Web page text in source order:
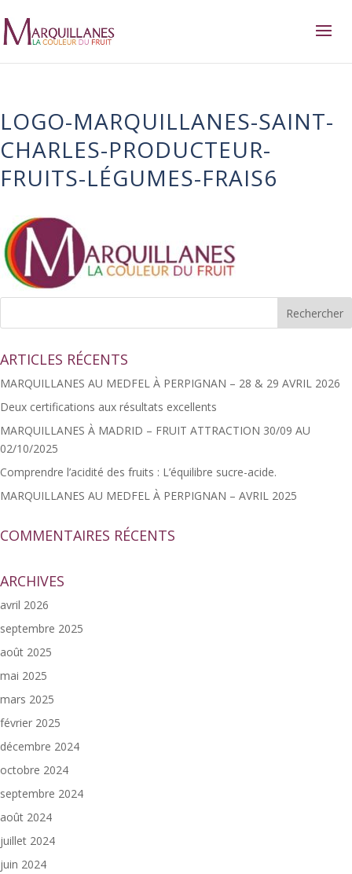
LOGO-MARQUILLANES-SAINT-
CHARLES-PRODUCTEUR-
FRUITS-LÉGUMES-FRAIS6
ARTICLES RÉCENTS
MARQUILLANES AU MEDFEL À PERPIGNAN – 28 & 29 AVRIL 2026
Deux certifications aux résultats excellents
MARQUILLANES À MADRID – FRUIT ATTRACTION 30/09 AU
02/10/2025
Comprendre l’acidité des fruits : L’équilibre sucre-acide.
MARQUILLANES AU MEDFEL À PERPIGNAN – AVRIL 2025
COMMENTAIRES RÉCENTS
ARCHIVES
avril 2026
septembre 2025
août 2025
mai 2025
mars 2025
février 2025
décembre 2024
octobre 2024
septembre 2024
août 2024
juillet 2024
juin 2024